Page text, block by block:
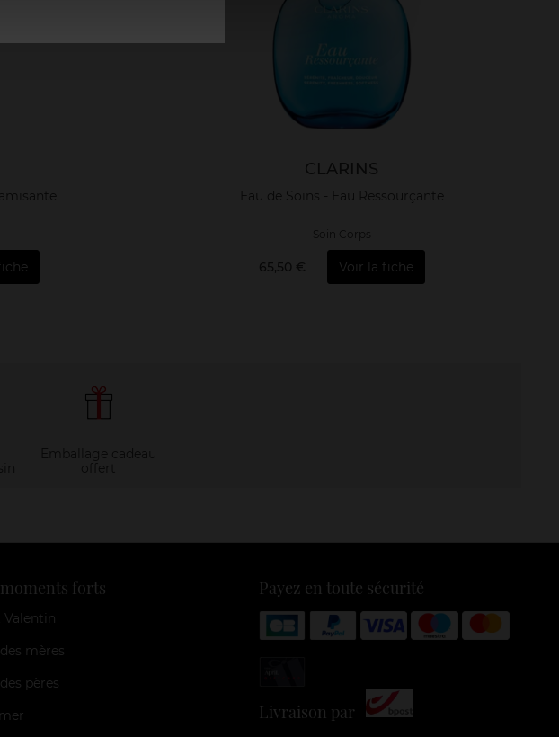
CLARINS
Eau de Soins - Eau Ressourçante
65,50 € Voir la fiche
forts
Valentin
mères
pères
Payez en toute sécurité
Livraison par